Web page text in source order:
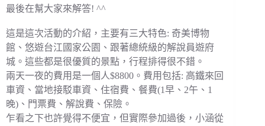
最後在幫大家來解答! ^^
這是這次活動的介紹，主要有三大特色: 奇美博物
館、悠遊台江國家公園、跟著總統級的解說員遊府
城。這些都是很優質的景點，行程排得很不錯。
兩天一夜的費用是一個人$8800。費用包括: 高鐵來回
車資、當地接駁車資、住宿費、餐費(1早、2午、1
晚)、門票費、解說費、保險。
乍看之下也許覺得不便宜，但實際參加過後，小涵從